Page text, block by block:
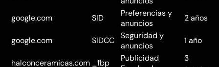
google.com SID
Preferencias y
anuncios
2 años
google.com SIDCC
Seguridad y
anuncios
1 año
halconceramicas.com _fbp
Publicidad
3